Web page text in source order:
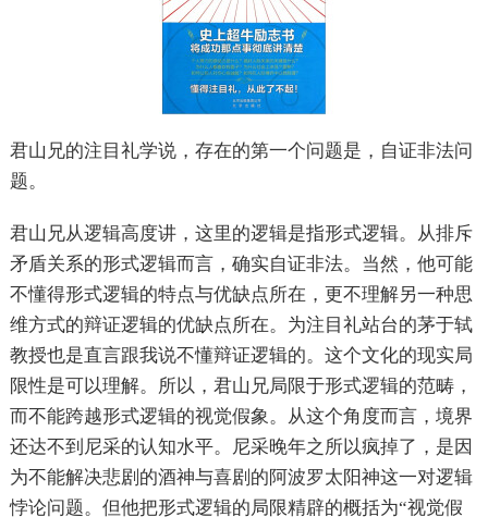
君山兄的注目礼学说，存在的第一个问题是，自证非法问
题。
君山兄从逻辑高度讲，这里的逻辑是指形式逻辑。从排斥
矛盾关系的形式逻辑而言，确实自证非法。当然，他可能
不懂得形式逻辑的特点与优缺点所在，更不理解另一种思
维方式的辩证逻辑的优缺点所在。为注目礼站台的茅于轼
教授也是直言跟我说不懂辩证逻辑的。这个文化的现实局
限性是可以理解。所以，君山兄局限于形式逻辑的范畴，
而不能跨越形式逻辑的视觉假象。从这个角度而言，境界
还达不到尼采的认知水平。尼采晚年之所以疯掉了，是因
为不能解决悲剧的酒神与喜剧的阿波罗太阳神这一对逻辑
悖论问题。但他把形式逻辑的局限精辟的概括为“视觉假